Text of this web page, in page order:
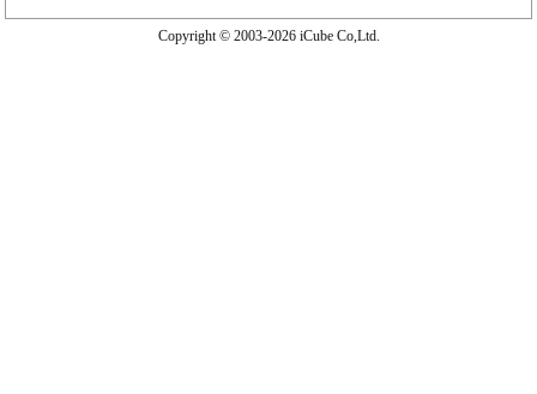
Copyright © 2003-2026 iCube Co,Ltd.